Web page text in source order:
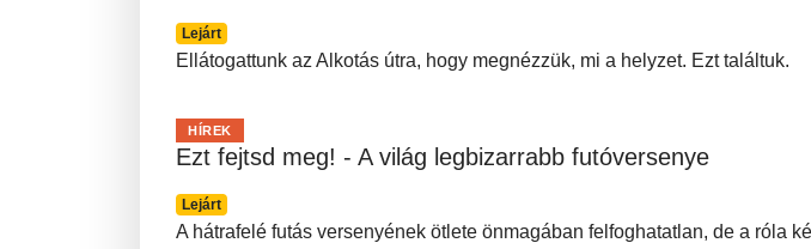
Lejárt
Ellátogattunk az Alkotás útra, hogy megnézzük, mi a helyzet. Ezt találtuk.
Ezt fejtsd meg! - A világ legbizarrabb futóversenye
Lejárt
HÍREK
A hátrafelé futás versenyének ötlete önmagában felfoghatatlan, de a róla